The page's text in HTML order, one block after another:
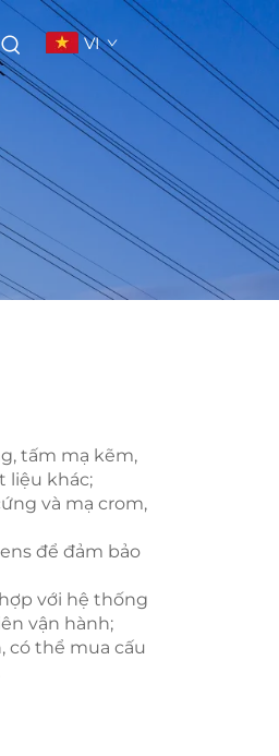
VI
tấm mạ kẽm,
liệu khác;
và mạ crom,
để đảm bảo
với hệ thống
vận hành;
có thể mua cấu